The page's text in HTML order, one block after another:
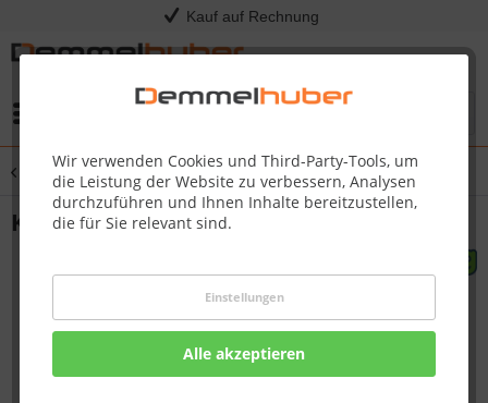
Kauf auf Rechnung
Wir verwenden Cookies und Third-Party-Tools, um
die Leistung der Website zu verbessern, Analysen
durchzuführen und Ihnen Inhalte bereitzustellen,
die für Sie relevant sind.
Einstellungen
Alle akzeptieren
Übersicht Federtiere & Wippen
Kinderwippe LISA Zubehörset ohne Holz